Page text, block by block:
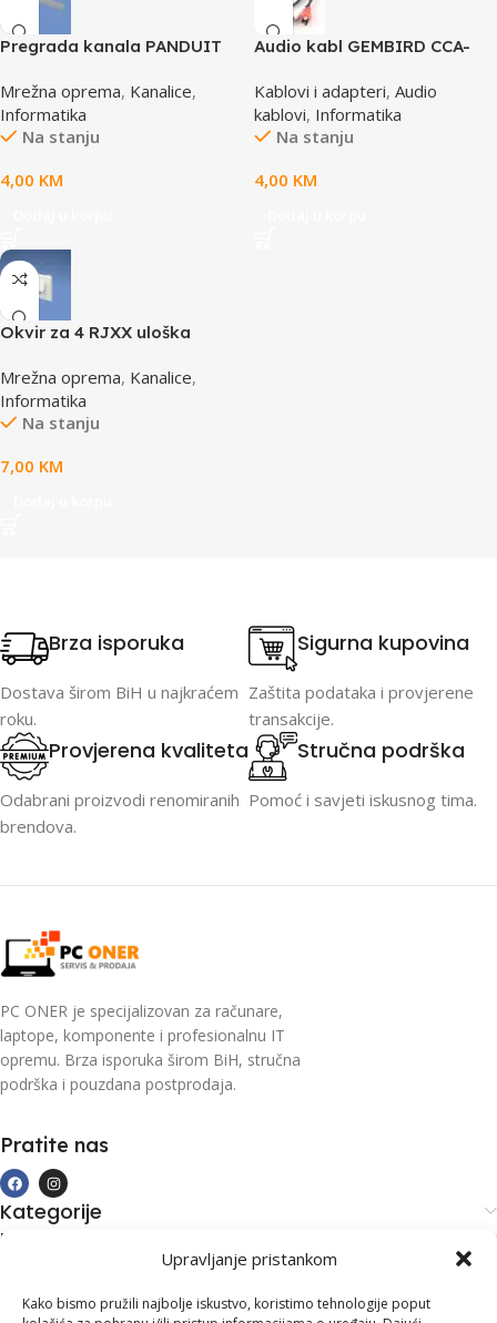
Upravljanje pristankom
Kako bismo pružili najbolje iskustvo, koristimo tehnologije poput
Pregrada kanala PANDUIT
Mrežna oprema, Kanalice,
Informatika
Na stanju
4,00 KM
Audio kabl GEMBIRD CCA-
phono, 1,5m
Kablovi i adapteri, Audio
kablovi, Informatika
Na stanju
4,00 KM
Okvir za 4 RJXX uloška
Mrežna oprema, Kanalice,
Informatika
Na stanju
7,00 KM
Brza isporuka
Dostava širom BiH u najkraćem
roku.
Sigurna kupovina
Zaštita podataka i provjerene
transakcije.
Provjerena kvaliteta
Odabrani proizvodi renomiranih
brendova.
Stručna podrška
Pomoć i savjeti iskusnog tima.
PC ONER je specijalizovan za računare,
laptope, komponente i profesionalnu IT
opremu. Brza isporuka širom BiH, stručna
podrška i pouzdana postprodaja.
Pratite nas
Kategorije
Kupovina i podrška
Kontakt informacije